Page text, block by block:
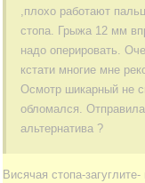
,плохо работают
стопа. Грыжа 12 мм
надо оперировать.
кстати многие мне
Осмотр шикарный не
обломался.
альтернатива ?
Висячая стопа-